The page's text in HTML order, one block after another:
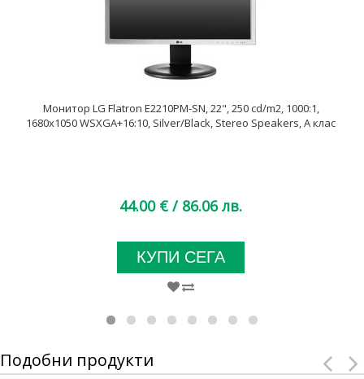
Монитор LG Flatron E2210PM-SN, 22", 250 cd/m2, 1000:1,
1680x1050 WSXGA+16:10, Silver/Black, Stereo Speakers, А клас
44.00 € / 86.06 лв.
КУПИ СЕГА
Подобни продукти